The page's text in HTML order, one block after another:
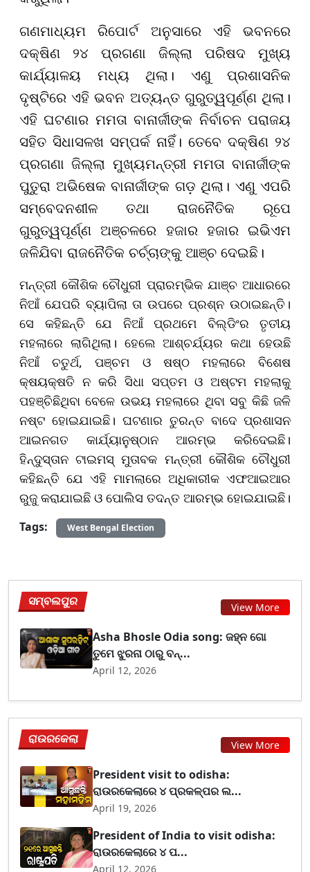
ଗଣମାଧ୍ୟମ ରିପୋର୍ଟ ଅନୁସାରେ ଏହି ଭବନରେ
ଦକ୍ଷିଣ ୨୪ ପ୍ରଗଣା ଜିଲ୍ଲା ପରିଷଦ ମୁଖ୍ୟ
କାର୍ଯ୍ୟାଳୟ ମଧ୍ୟ ଥିଲା। ଏଣୁ ପ୍ରଶାସନିକ
ଦୃଷ୍ଟିରେ ଏହି ଭବନ ଅତ୍ୟନ୍ତ ଗୁରୁତ୍ୱପୂର୍ଣ୍ଣ ଥିଲା।
ଏହି ଘଟଣାର ମମତା ବାନାର୍ଜୀଙ୍କ ନିର୍ବାଚନ ପରାଜୟ
ସହିତ ସିଧାସଳଖ ସମ୍ପର୍କ ନାହିଁ। ତେବେ ଦକ୍ଷିଣ ୨୪
ପ୍ରଗଣା ଜିଲ୍ଲା ମୁଖ୍ୟମନ୍ତ୍ରୀ ମମତା ବାନାର୍ଜୀଙ୍କ
ପୁତୁରା ଅଭିଷେକ ବାନାର୍ଜୀଙ୍କ ଗଡ଼ ଥିଲା। ଏଣୁ ଏପରି
ସମ୍ବେଦନଶୀଳ ତଥା ରାଜନୈତିକ ରୂପେ
ଗୁରୁତ୍ୱପୂର୍ଣ୍ଣ ଅଞ୍ଚଳରେ ହଜାର ହଜାର ଇଭିଏମ
ଜଳିଯିବା ରାଜନୈତିକ ଚର୍ଚ୍ଚାଙ୍କୁ ଆଞ୍ଚ ଦେଇଛି।
ମନ୍ତ୍ରୀ କୌଶିକ ଚୌଧୁରୀ ପ୍ରାରମ୍ଭିକ ଯାଞ୍ଚ ଆଧାରରେ
ନିଆଁ ଯେପରି ବ୍ୟାପିଲା ତା ଉପରେ ପ୍ରଶ୍ନ ଉଠାଇଛନ୍ତି।
ସେ କହିଛନ୍ତି ଯେ ନିଆଁ ପ୍ରଥମେ ବିଲ୍ଡିଂର ତୃତୀୟ
ମହଲାରେ ଲାଗିଥିଲା। ହେଲେ ଆଶ୍ଚର୍ଯ୍ୟର କଥା ହେଉଛି
ନିଆଁ ଚତୁର୍ଥ, ପଞ୍ଚମ ଓ ଷଷ୍ଠ ମହଲାରେ ବିଶେଷ
କ୍ଷୟକ୍ଷତି ନ କରି ସିଧା ସପ୍ତମ ଓ ଅଷ୍ଟମ ମହଲାକୁ
ପହଞ୍ଚିଛିଥିବା ବେଳେ ଉଭୟ ମହଲାରେ ଥିବା ସବୁ କିଛି ଜଳି
ନଷ୍ଟ ହୋଇଯାଇଛି। ଘଟଣାର ତୁରନ୍ତ ବାଦେ ପ୍ରଶାସନ
ଆଇନଗତ କାର୍ଯ୍ୟାନୁଷ୍ଠାନ ଆରମ୍ଭ କରିଦେଇଛି।
ହିନ୍ଦୁସ୍ତାନ ଟାଇମସ୍ ମୁତାବକ ମନ୍ତ୍ରୀ କୌଶିକ ଚୌଧୁରୀ
କହିଛନ୍ତି ଯେ ଏହି ମାମଲାରେ ଅଧିକାରୀକ ଏଫଆଇଆର
ରୁଜୁ କରାଯାଇଛି ଓ ପୋଲିସ ତଦନ୍ତ ଆରମ୍ଭ ହୋଇଯାଇଛି।
Tags: West Bengal Election
ସମ୍ବଲପୁର View More
Asha Bhosle Odia song: ଜହ୍ନ ଗୋ
ତୁମେ ଝୁରନା ଠାରୁ ବନ୍...
April 12, 2026
ରାଉରକେଲା View More
President visit to odisha:
ରାଉରକେଲାରେ ୪ ପ୍ରକଳ୍ପର ଲ...
April 19, 2026
President of India to visit odisha:
ରାଉରକେଲାରେ ୪ ପ...
April 12, 2026